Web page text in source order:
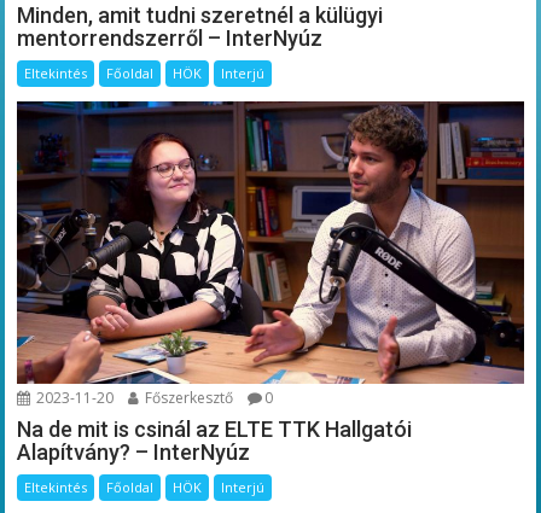
Minden, amit tudni szeretnél a külügyi
mentorrendszerről – InterNyúz
Eltekintés Főoldal HÖK Interjú
2023-11-20 Főszerkesztő 0
Na de mit is csinál az ELTE TTK Hallgatói
Alapítvány? – InterNyúz
Eltekintés Főoldal HÖK Interjú